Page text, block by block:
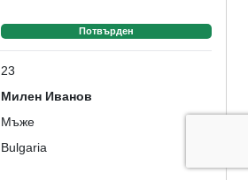
Потвърден
23
Милен Иванов
Мъже
Bulgaria